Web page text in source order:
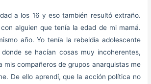
a los 16 y eso también resultó extraño.
alguien que tenía la edad de mi mamá.
año. Yo tenía la rebeldía adolescente
se hacían cosas muy incoherentes,
mis compañeros de grupos anarquistas me
De ello aprendí, que la acción política no